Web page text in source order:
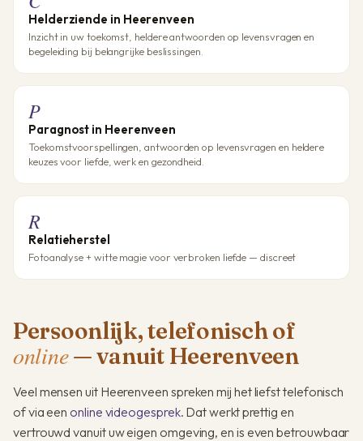
Helderziende in Heerenveen
Inzicht in uw toekomst, heldere antwoorden op levensvragen en
begeleiding bij belangrijke beslissingen.
P
Paragnost in Heerenveen
Toekomstvoorspellingen, antwoorden op levensvragen en heldere
keuzes voor liefde, werk en gezondheid.
R
Relatieherstel
Fotoanalyse + witte magie voor verbroken liefde — discreet
Persoonlijk, telefonisch of
online— vanuit Heerenveen
Veel mensen uit Heerenveen spreken mij het liefst telefonisch
of via een online videogesprek. Dat werkt prettig en
vertrouwd vanuit uw eigen omgeving, en is even betrouwbaar